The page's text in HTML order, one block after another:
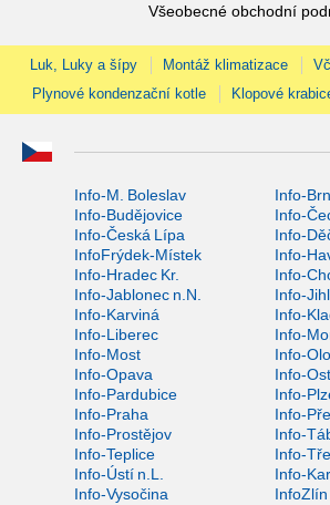
Všeobecné obchodní
Luk, Luky a šípy Montáž klimatizace
Plynové kondenzační kotle
Klopové
Info-M. Boleslav
Info-
Info-Budějovice
Info-
Info-Česká Lípa
Info-
InfoFrýdek-Místek
Info-
Info-Hradec Kr.
Info-
Info-Jablonec n.N.
Info-
Info-Karviná
Info-
Info-Liberec
Info-
Info-Most
Info-
Info-Opava
Info-
Info-Pardubice
Info-
Info-Praha
Info-
Info-Prostějov
Info-
Info-Teplice
Info-
Info-Ústí n.L.
Info-
Info-Vysočina
InfoZlín